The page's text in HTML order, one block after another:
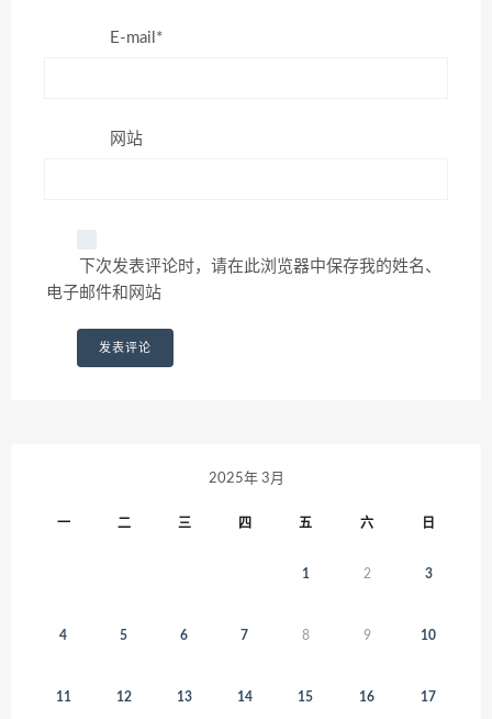
E-mail*
网站
下次发表评论时，请在此浏览器中保存我的姓名、
电子邮件和网站
2025年 3月
一 二 三 四 五 六 日
1 2 3
4 5 6 7 8 9 10
11 12 13 14 15 16 17